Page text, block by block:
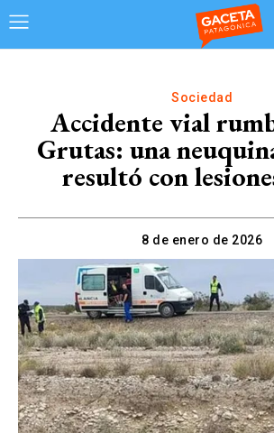
Sociedad
Accidente vial
Grutas: una
resultó con
8 de enero de 2026